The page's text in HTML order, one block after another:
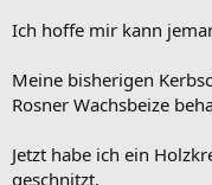
Ich hoffe mir kann
Meine bisherigen
Rosner Wachsbeize
Jetzt habe ich ein
geschnitzt.